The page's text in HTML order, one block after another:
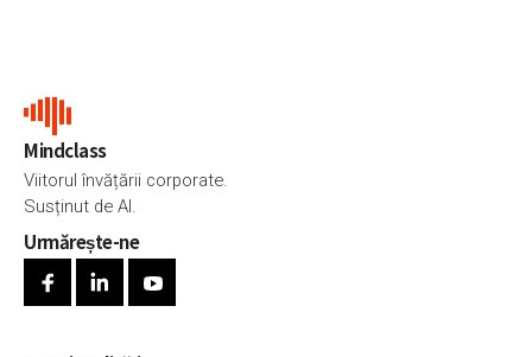
Mindclass
Viitorul învățării corporate.
Susținut de AI.
Urmărește-ne